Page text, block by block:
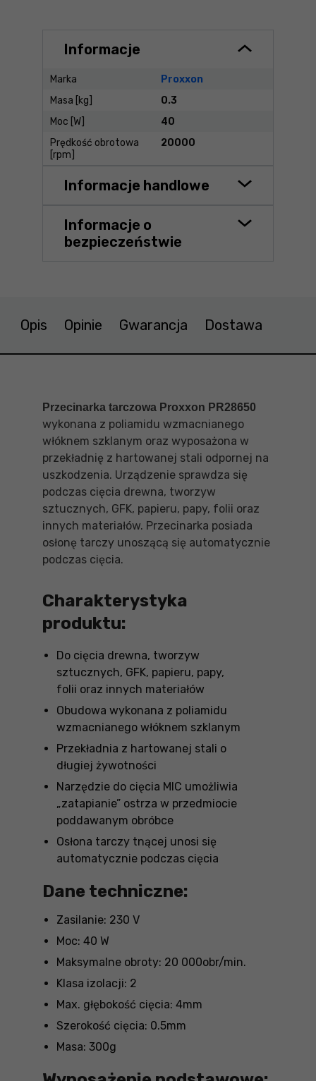
Informacje
Marka
Proxxon
Masa [kg]
0.3
Moc [W]
40
Prędkość obrotowa
[rpm]
20000
Informacje handlowe
Informacje o
bezpieczeństwie
Opis Opinie Gwarancja Dostawa
Przecinarka tarczowa Proxxon PR28650
wykonana z poliamidu wzmacnianego
włóknem szklanym oraz wyposażona w
przekładnię z hartowanej stali odpornej na
uszkodzenia. Urządzenie sprawdza się
podczas cięcia drewna, tworzyw
sztucznych, GFK, papieru, papy, folii oraz
innych materiałów. Przecinarka posiada
osłonę tarczy unoszącą się automatycznie
podczas cięcia.
Charakterystyka
produktu:
Do cięcia drewna, tworzyw
sztucznych, GFK, papieru, papy,
folii oraz innych materiałów
Obudowa wykonana z poliamidu
wzmacnianego włóknem szklanym
Przekładnia z hartowanej stali o
długiej żywotności
Narzędzie do cięcia MIC umożliwia
„zatapianie” ostrza w przedmiocie
poddawanym obróbce
Osłona tarczy tnącej unosi się
automatycznie podczas cięcia
Dane techniczne:
Zasilanie: 230 V
Moc: 40 W
Maksymalne obroty: 20 000obr/min.
Klasa izolacji: 2
Max. głębokość cięcia: 4mm
Szerokość cięcia: 0.5mm
Masa: 300g